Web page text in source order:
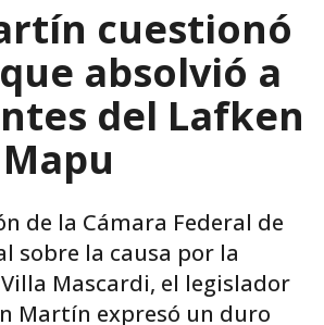
cuestionó
absolvió a
del Lafken
de la Cámara Federal de
sobre la causa por la
Mascardi, el legislador
Martín expresó un duro